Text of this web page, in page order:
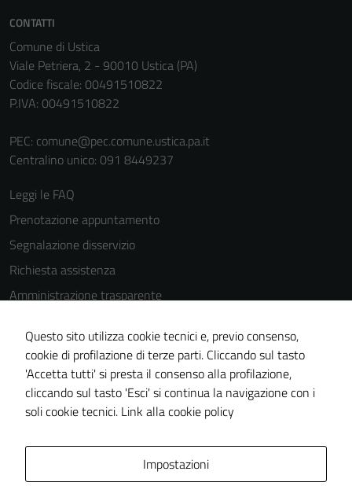
CONTATTI
Comune di Ustica
Viale Petriera, 2 - 90010 Ustica (PA)
Codice fiscale: 00491510822
P.IVA: 00491510822
PEC: comune@pec.comune.ustica.pa.it
Centralino unico: 091 8449237
Leggi le FAQ
Prenotazione appuntamento
Segnalazione disservizio
Richiesta assistenza
Amministrazione trasparente
Cookie Policy
Note legali
Dichiarazione di accessibilità
Piano di miglioramento del sito
Area Privata
Questo sito utilizza cookie tecnici e, previo consenso,
cookie di profilazione di terze parti. Cliccando sul tasto
'Accetta tutti' si presta il consenso alla profilazione,
cliccando sul tasto 'Esci' si continua la navigazione con i
soli cookie tecnici. Link alla cookie policy
Impostazioni